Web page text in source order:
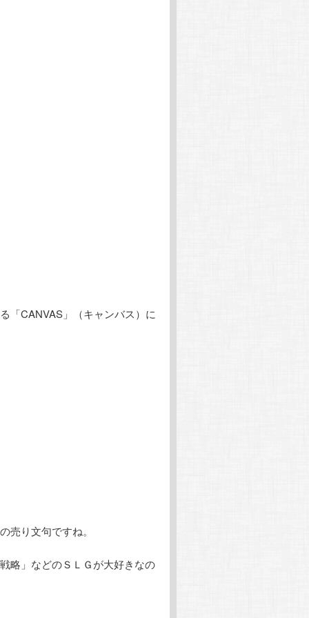
「CANVAS」（キャンバス）に
り文句ですね。
略」などのＳＬＧが大好きなの